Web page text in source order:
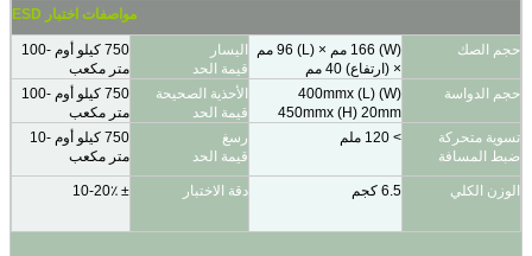
محرك فرشاة DC24V
مواصفات اختبار ESD
حجم الصك
(W) 166 مم × (L) 96 مم
× (ارتفاع) 40 مم
اليسار
قيمة الحد
750 كيلو أوم -100
متر مكعب
حجم الدواسة
(W) 400mmx (L)
450mmx (H) 20mm
الأحذية الصحيحة
قيمة الحد
750 كيلو أوم -100
متر مكعب
تسوية متحركة
ضبط المسافة
> 120 ملم
رسغ
قيمة الحد
750 كيلو أوم -10
متر مكعب
الوزن الكلي 6.5 كجم دقة الاختبار ± 10-20٪